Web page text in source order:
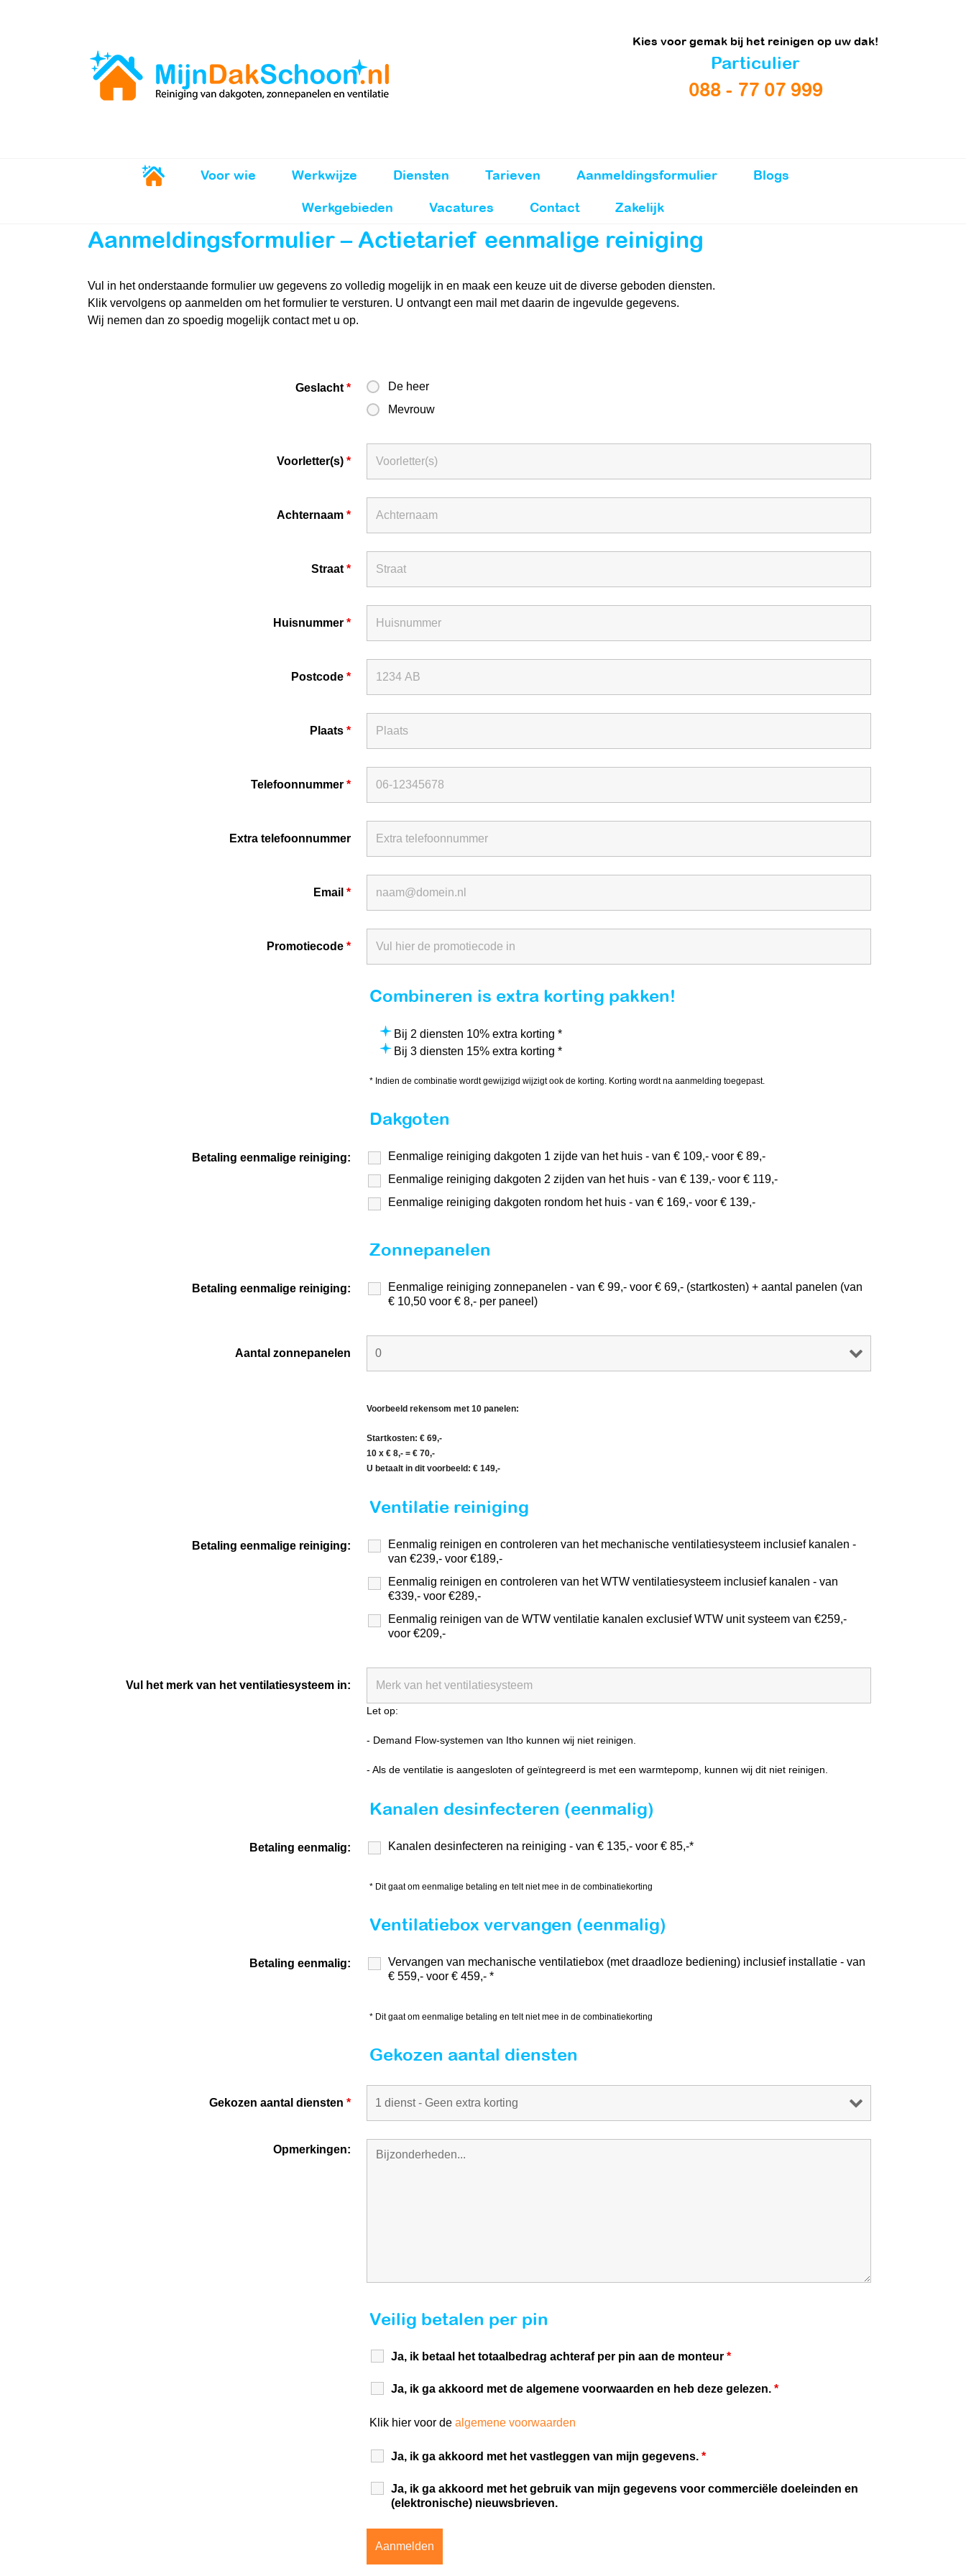
Kies voor gemak bij het reinigen op uw dak!
Particulier
088 - 77 07 999
Voor wie Werkwijze Diensten Tarieven Aanmeldingsformulier Blogs
Werkgebieden Vacatures Contact Zakelijk
Aanmeldingsformulier – Actietarief eenmalige reiniging
Vul in het onderstaande formulier uw gegevens zo volledig mogelijk in en maak een keuze uit de diverse geboden diensten.
Klik vervolgens op aanmelden om het formulier te versturen. U ontvangt een mail met daarin de ingevulde gegevens.
Wij nemen dan zo spoedig mogelijk contact met u op.
Geslacht*
De heer
Mevrouw
Voorletter(s)*
Achternaam*
Straat*
Huisnummer*
Postcode*
Plaats*
Telefoonnummer*
Extra telefoonnummer
Email*
Promotiecode*
Combineren is extra korting pakken!
Bij 2 diensten 10% extra korting *
Bij 3 diensten 15% extra korting *
* Indien de combinatie wordt gewijzigd wijzigt ook de korting. Korting wordt na aanmelding toegepast.
Dakgoten
Betaling eenmalige reiniging:
Eenmalige reiniging dakgoten 1 zijde van het huis - van € 109,- voor € 89,-
Eenmalige reiniging dakgoten 2 zijden van het huis - van € 139,- voor € 119,-
Eenmalige reiniging dakgoten rondom het huis - van € 169,- voor € 139,-
Zonnepanelen
Betaling eenmalige reiniging:
Eenmalige reiniging zonnepanelen - van € 99,- voor € 69,- (startkosten) + aantal panelen (van
€ 10,50 voor € 8,- per paneel)
Aantal zonnepanelen
Voorbeeld rekensom met 10 panelen:
Startkosten: € 69,-
10 x € 8,- = € 70,-
U betaalt in dit voorbeeld: € 149,-
Ventilatie reiniging
Betaling eenmalige reiniging:
Eenmalig reinigen en controleren van het mechanische ventilatiesysteem inclusief kanalen -
van €239,- voor €189,-
Eenmalig reinigen en controleren van het WTW ventilatiesysteem inclusief kanalen - van
€339,- voor €289,-
Eenmalig reinigen van de WTW ventilatie kanalen exclusief WTW unit systeem van €259,-
voor €209,-
Vul het merk van het ventilatiesysteem in:
Let op:
- Demand Flow-systemen van Itho kunnen wij niet reinigen.
- Als de ventilatie is aangesloten of geïntegreerd is met een warmtepomp, kunnen wij dit niet reinigen.
Kanalen desinfecteren (eenmalig)
Betaling eenmalig: Kanalen desinfecteren na reiniging - van € 135,- voor € 85,-*
* Dit gaat om eenmalige betaling en telt niet mee in de combinatiekorting
Ventilatiebox vervangen (eenmalig)
Betaling eenmalig:
Vervangen van mechanische ventilatiebox (met draadloze bediening) inclusief installatie - van
€ 559,- voor € 459,- *
* Dit gaat om eenmalige betaling en telt niet mee in de combinatiekorting
Gekozen aantal diensten
Gekozen aantal diensten*
Opmerkingen:
Veilig betalen per pin
Ja, ik betaal het totaalbedrag achteraf per pin aan de monteur *
Ja, ik ga akkoord met de algemene voorwaarden en heb deze gelezen. *
Klik hier voor de algemene voorwaarden
Ja, ik ga akkoord met het vastleggen van mijn gegevens. *
Ja, ik ga akkoord met het gebruik van mijn gegevens voor commerciële doeleinden en
(elektronische) nieuwsbrieven.